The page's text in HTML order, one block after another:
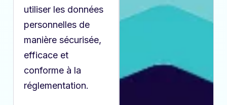
utiliser les données
personnelles de
manière sécurisée,
efficace et
conforme à la
réglementation.